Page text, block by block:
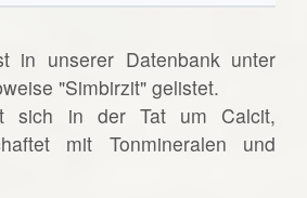
in unserer Datenbank unter
"Simbirzit" gelistet.
sich in der Tat um Calcit,
mit Tonmineralen und